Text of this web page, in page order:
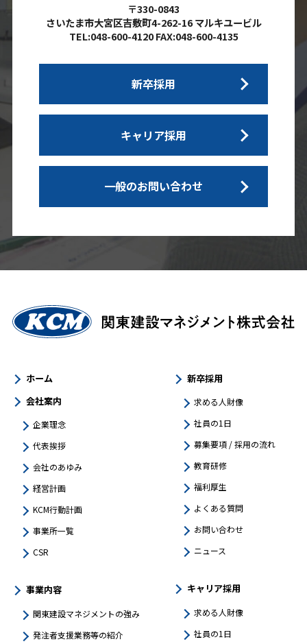
〒330-0843
さいたま市大宮区吉敷町4-262-16 マルキユービル
TEL:048-600-4120 FAX:048-600-4135
新卒採用
キャリア採用
一般のお問い合わせ
ホーム
会社案内
企業理念
代表挨拶
会社のあゆみ
経営計画
KCM行動計画
事業所一覧
CSR
事業内容
関東建設マネジメントの強み​
発注者支援業務等の紹介
新卒採用
求める人財像
社員の1日
募集要項 / 採用の流れ
教育研修
福利厚生
よくある質問
お問い合わせ
ニュース
キャリア採用
求める人財像
社員の1日